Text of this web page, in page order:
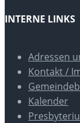
INTERNE LINKS
Adressen
Kontakt /
Kalender